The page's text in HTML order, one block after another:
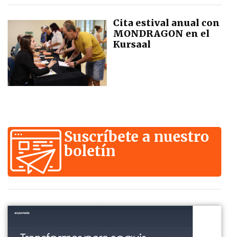
Cita estival anual con
MONDRAGON en el
Kursaal
Suscríbete a nuestro
boletín